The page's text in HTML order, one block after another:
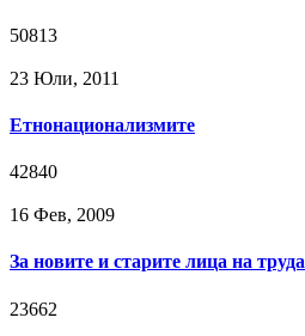
50813
23 Юли, 2011
Етнонационализмите
42840
16 Фев, 2009
За новите и старите лица на труда
23662